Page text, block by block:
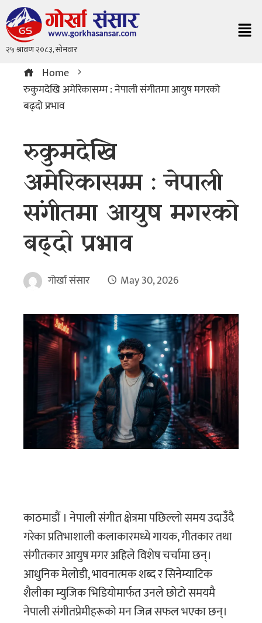
Home
रुकुमदेखि अमेरिकासम्म : नेपाली संगीतमा आयुष मगरको
बढ्दो प्रभाव
रुकुमदेखि
अमेरिकासम्म : नेपाली
संगीतमा आयुष मगरको
बढ्दो प्रभाव
गोर्खा संसार May 30, 2026
काठमाडौं । नेपाली संगीत क्षेत्रमा पछिल्लो समय उदाउँदै
गरेका प्रतिभाशाली कलाकारमध्ये गायक, गीतकार तथा
संगीतकार आयुष मगर अहिले विशेष चर्चामा छन्।
आधुनिक मेलोडी, भावनात्मक शब्द र सिनेम्याटिक
शैलीका म्युजिक भिडियोमार्फत उनले छोटो समयमै
नेपाली संगीतप्रेमीहरूको मन जित्न सफल भएका छन्।